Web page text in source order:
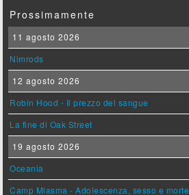
Prossimamente
11 agosto 2026
Nimrods
12 agosto 2026
Robin Hood - Il prezzo del sangue
La fine di Oak Street
19 agosto 2026
Oceania
Camp Miasma - Adolescenza, sesso e morte